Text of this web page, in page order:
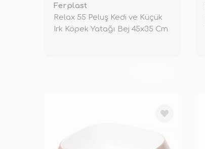
Ferplast
Relax 55 Peluş Kedi ve Küçük
Irk Köpek Yatağı Bej 45x35 Cm